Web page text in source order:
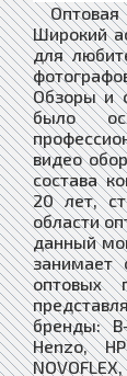
Оптовая
Широкий
для
Обзоры и
было
видео
состава
20 лет,
области
данный
занимает
оптовых
бренды:
Henzo,